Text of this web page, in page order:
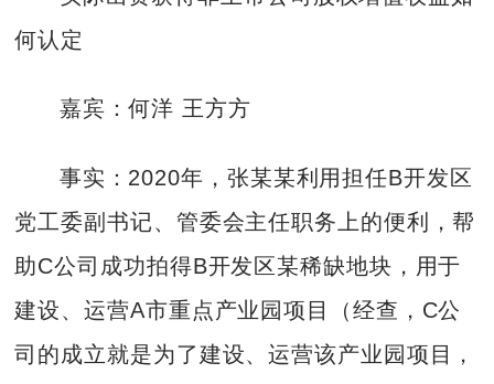
何认定
嘉宾：何洋 王方方
事实：2020年，张某某利用担任B开发区
党工委副书记、管委会主任职务上的便利，帮
助C公司成功拍得B开发区某稀缺地块，用于
建设、运营A市重点产业园项目（经查，C公
司的成立就是为了建设、运营该产业园项目，